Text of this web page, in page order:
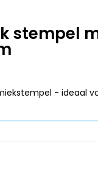
stempel
- ideaal